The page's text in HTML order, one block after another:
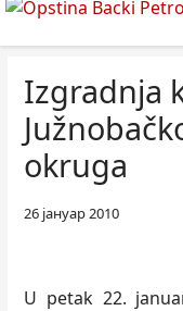
Izgradnja
okruga
26 јануар 2010
U petak 22.